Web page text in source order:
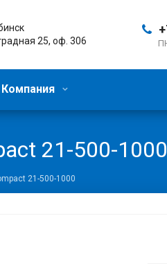
25, оф. 306
Компания
21-500-1000
21-500-1000